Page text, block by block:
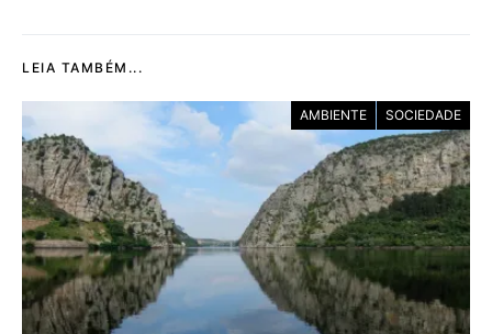
LEIA TAMBÉM...
AMBIENTE SOCIEDADE